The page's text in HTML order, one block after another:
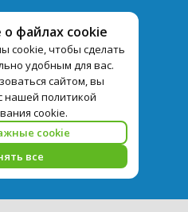
файлах cookie
cookie, чтобы сделать
удобным для вас.
сайтом, вы
нашей политикой
cookie.
cookie
все